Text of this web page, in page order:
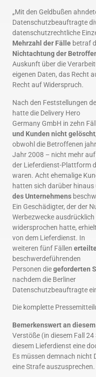
„Mit den Geldbußen
Datenschutzbeauftragte
datenschutzrechtliche
Mehrzahl der Fälle betraf
Nichtachtung der
Auskunft über die
eigenen Daten, das Recht
Recht auf Widerspruch.
Nach den Feststellungen
hatte die Delivery Hero
Germany GmbH in zehn
und Kunden nicht gelöscht
obwohl die Betroffenen
Jahr 2008 – nicht mehr auf
der Lieferdienst-Plattform
waren. Acht ehemalige
hatten sich darüber hinaus
des Unternehmens
Ein Geschädigter, der der
Werbezwecke ausdrücklich
widersprochen hatte,
von dem Lieferdienst. In
weiteren fünf Fällen
beschwerdeführenden
Personen diegeforderten
nachdem die Berliner
Datenschutzbeauftragte
Die komplette
Bemerkenswert an
Verstöße (in diesem Fall
diesem Lieferdienst eine
Es müssen demnach nicht
eine Strafe auszusprechen.